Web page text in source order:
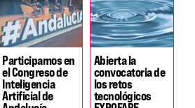
Participamos en
el Congreso de
Inteligencia
Artificial de
Abierta la
convocatoria de
los retos
tecnológicos